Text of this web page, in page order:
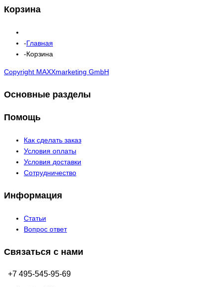
Корзина
Главная
Корзина
Copyright MAXXmarketing GmbH
Основные разделы
Помощь
Как сделать заказ
Условия оплаты
Условия доставки
Сотрудничество
Информация
Статьи
Вопрос ответ
Связаться с нами
+7 495-545-95-69